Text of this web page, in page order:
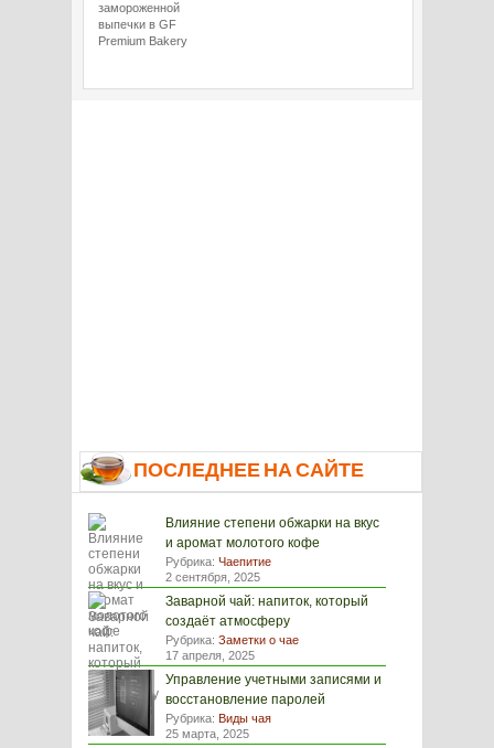
замороженной
выпечки в GF
Premium Bakery
ПОСЛЕДНЕЕ НА САЙТЕ
Влияние степени обжарки на вкус
и аромат молотого кофе
Рубрика: Чаепитие
2 сентября, 2025
Заварной чай: напиток, который
создаёт атмосферу
Рубрика: Заметки о чае
17 апреля, 2025
Управление учетными записями и
восстановление паролей
Рубрика: Виды чая
25 марта, 2025